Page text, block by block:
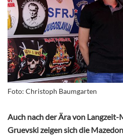
Foto: Christoph Baumgarten
Auch nach der Ära von
Gruevski zeigen sich die